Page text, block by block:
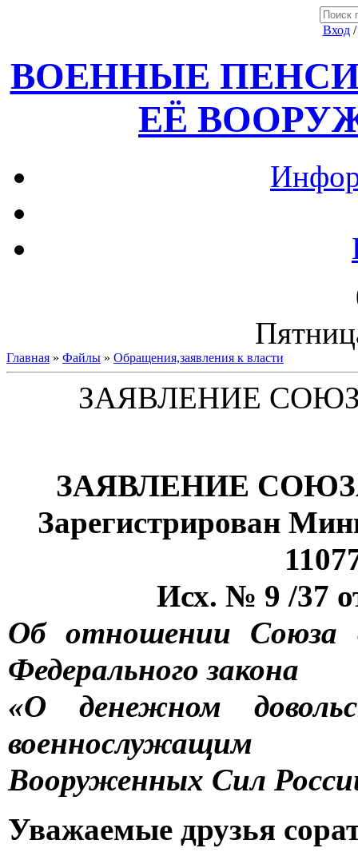
Вход
ВОЕННЫЕ
ЕЁ
Главная » Файлы » Обращения,заявления к власти
ЗАЯВЛЕНИЕ
ЗАЯВЛЕНИЕ
Зарегистрирован
Исх. № 9 /37
Об отношении Союза
Федерального закона
«О денежном
военнослужащим
Вооруженных Сил
Уважаемые друзья